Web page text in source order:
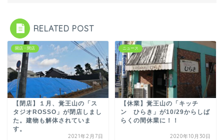
RELATED POST
開店・閉店
【閉店】１月、覚王山の「ス
タジオROSSO」が閉店しまし
た。建物も解体されていま
す。
2021年2月7日
ニュース
【休業】覚王山の「キッチ
ン ひらき」が10/29からしば
らくの間休業に！！
2020年10月30日